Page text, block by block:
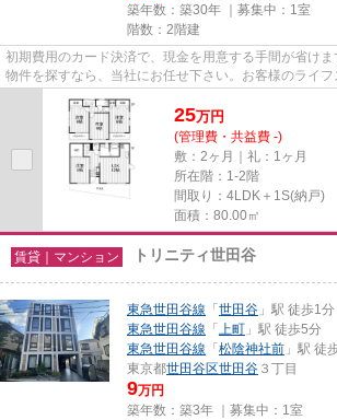
築年数：築30年 ｜募集中： 1室
階数：2階建
初期費用のカード決済で、現金を用意する手間が省け
物件を探すなら、当社にお任せ下さい。お客様のライフ
のご紹介をいたしますので、...
25万円
(管理費・共益費 -)
敷：2ヶ月｜礼：1ヶ月
所在階：1-2階
間取り：4LDK＋1S(納戸)
面積：80.00㎡
賃貸｜マンション トリニティ世田谷
東急世田谷線 「世田谷 」駅 徒歩1分
東急世田谷線 「 上町 」駅 徒歩5分
東急世田谷線 「松陰神社前 」駅 徒
東京都世田谷区世田谷 ３丁目
9万円
築年数：築3年 ｜募集中： 1室